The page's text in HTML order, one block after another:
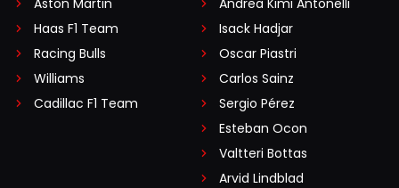
Haas F1 Team
Racing Bulls
Williams
Cadillac F1 Team
Isack Hadjar
Oscar Piastri
Carlos Sainz
Sergio Pérez
Esteban Ocon
Valtteri Bottas
Arvid Lindblad